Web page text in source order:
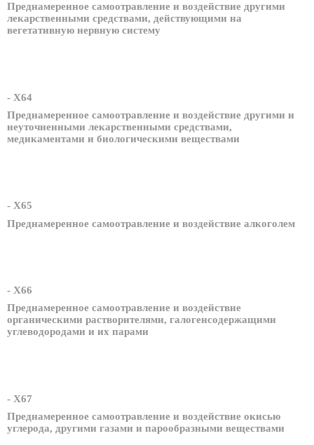
Преднамеренное самоотравление и воздействие другими
лекарственными средствами, действующими на
вегетативную нервную систему
- X64
Преднамеренное самоотравление и воздействие другими и
неуточненными лекарственными средствами,
медикаментами и биологическими веществами
- X65
Преднамеренное самоотравление и воздействие алкоголем
- X66
Преднамеренное самоотравление и воздействие
органическими растворителями, галогенсодержащими
углеводородами и их парами
- X67
Преднамеренное самоотравление и воздействие окисью
углерода, другими газами и парообразными веществами